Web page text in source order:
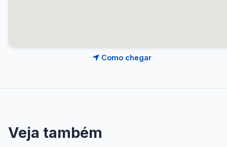
Como chegar
Veja também